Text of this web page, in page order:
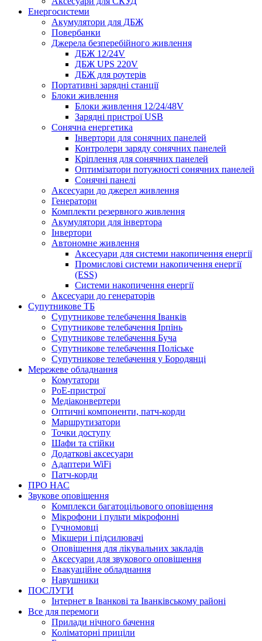
Енергосистеми
Акумулятори для ДБЖ
Повербанки
Джерела безперебійного живлення
ДБЖ 12/24V
ДБЖ UPS 220V
ДБЖ для роутерів
Портативні зарядні станції
Блоки живлення
Блоки живлення 12/24/48V
Зарядні пристрої USB
Сонячна енергетика
Інвертори для сонячних панелей
Контролери заряду сонячних панелей
Кріплення для сонячних панелей
Оптимізатори потужності сонячних панелей
Сонячні панелі
Аксесуари до джерел живлення
Генератори
Комплекти резервного живлення
Акумулятори для інвертора
Інвертори
Автономне живлення
Аксесуари для системи накопичення енергії
Промислові системи накопичення енергії
(ESS)
Системи накопичення енергії
Аксесуари до генераторів
Супутникове ТБ
Супутникове телебачення Іванків
Супутникове телебачення Ірпінь
Супутникове телебачення Буча
Супутникове телебачення Поліське
Супутникове телебачення у Бородянці
Мережеве обладнання
Комутатори
PoE-пристрої
Медіаконвертери
Оптичні компоненти, патч-корди
Маршрутизатори
Точки доступу
Шафи та стійки
Додаткові аксесуари
Адаптери WiFi
Патч-корди
ПРО НАС
Звукове оповіщення
Комплекси багатоцільового оповіщення
Мікрофони і пульти мікрофонні
Гучномовці
Мікшери і підсилювачі
Оповіщення для лікувальних закладів
Аксесуари для звукового оповіщення
Евакуаційне обладнання
Навушники
ПОСЛУГИ
Інтернет в Іванкові та Іванківському районі
Все для перемоги
Прилади нічного бачення
Коліматорні приціли